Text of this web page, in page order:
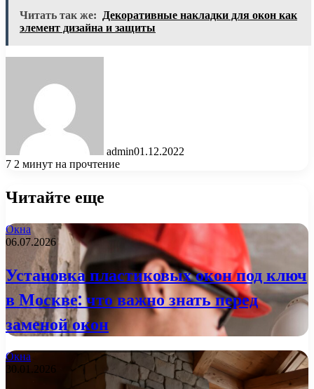
Читать так же:
Декоративные накладки для окон как
элемент дизайна и защиты
admin01.12.2022
7 2 минут на прочтение
Читайте еще
Окна
06.07.2026
Установка пластиковых окон под ключ
в Москве: что важно знать перед
заменой окон
Окна
30.01.2026